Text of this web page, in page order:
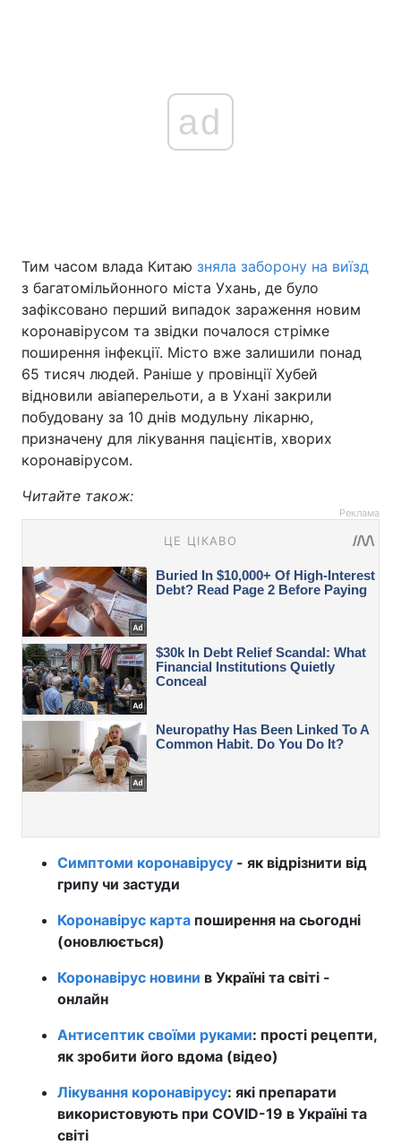
ad
Тим часом влада Китаю зняла заборону на виїзд
з багатомільйонного міста Ухань, де було
зафіксовано перший випадок зараження новим
коронавірусом та звідки почалося стрімке
поширення інфекції. Місто вже залишили понад
65 тисяч людей. Раніше у провінції Хубей
відновили авіаперельоти, а в Ухані закрили
побудовану за 10 днів модульну лікарню,
призначену для лікування пацієнтів, хворих
коронавірусом.
Читайте також:
Реклама
Симптоми коронавірусу - як відрізнити від
грипу чи застуди
Коронавірус карта поширення на сьогодні
(оновлюється)
Коронавірус новини в Україні та світі -
онлайн
Антисептик своїми руками: прості рецепти,
як зробити його вдома (відео)
Лікування коронавірусу: які препарати
використовують при COVID-19 в Україні та
світі